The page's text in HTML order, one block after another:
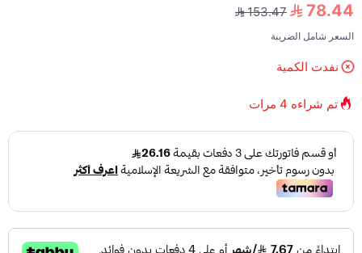
78.44
153.47
السعر شامل الضريبة
نفدت الكمية
تم شراءه 4 مرات